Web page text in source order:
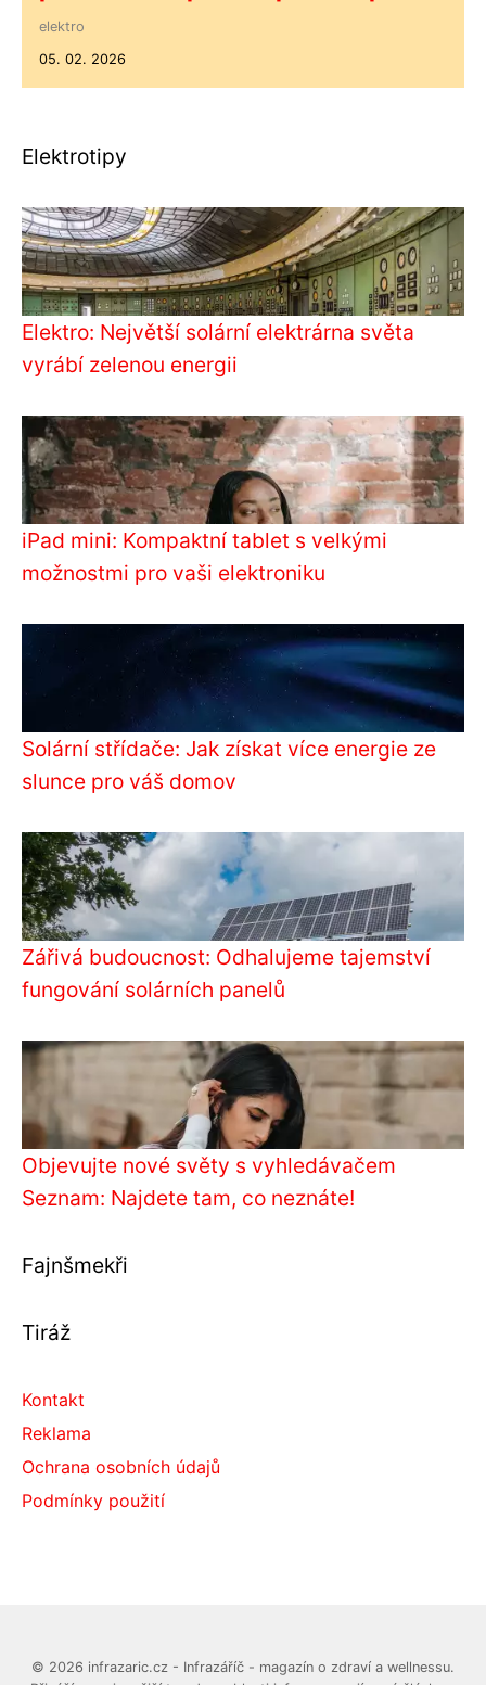
elektro
05. 02. 2026
Elektrotipy
Elektro: Největší solární elektrárna světa
vyrábí zelenou energii
iPad mini: Kompaktní tablet s velkými
možnostmi pro vaši elektroniku
Solární střídače: Jak získat více energie ze
slunce pro váš domov
Zářivá budoucnost: Odhalujeme tajemství
fungování solárních panelů
Objevujte nové světy s vyhledávačem
Seznam: Najdete tam, co neznáte!
Fajnšmekři
Tiráž
Kontakt
Reklama
Ochrana osobních údajů
Podmínky použití
© 2026 infrazaric.cz - Infrazáříč - magazín o zdraví a wellnessu.